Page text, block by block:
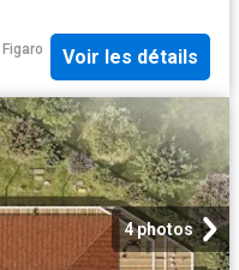
Figaro
Voir les détails
4 photos